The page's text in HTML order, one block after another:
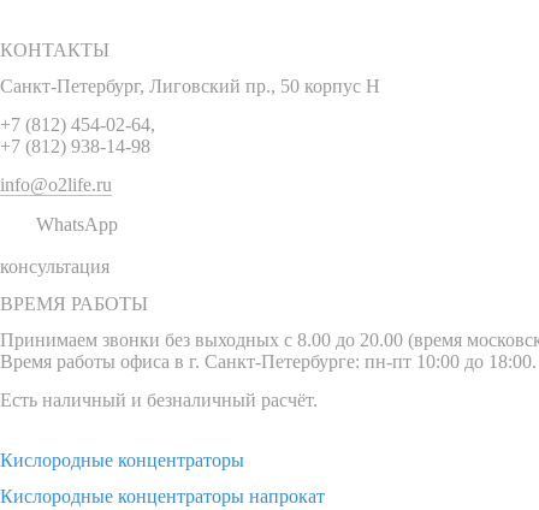
КОНТАКТЫ
Санкт-Петербург, Лиговский пр., 50 корпус Н
+7 (812) 454-02-64,
+7 (812) 938-14-98
info@o2life.ru
WhatsApp
консультация
ВРЕМЯ РАБОТЫ
Принимаем звонки без выходных с 8.00 до 20.00 (время
Время работы офиса в г. Санкт-Петербурге: пн-пт 10:00 до 18:00.
Есть наличный и безналичный расчёт.
Кислородные концентраторы
Кислородные концентраторы напрокат